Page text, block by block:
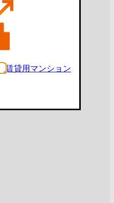
賃貸用マンション